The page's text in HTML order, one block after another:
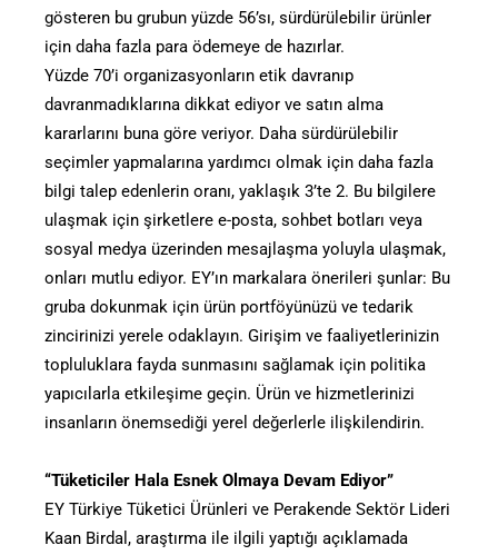
gösteren bu grubun yüzde 56’sı, sürdürülebilir ürünler
için daha fazla para ödemeye de hazırlar.
Yüzde 70’i organizasyonların etik davranıp
davranmadıklarına dikkat ediyor ve satın alma
kararlarını buna göre veriyor. Daha sürdürülebilir
seçimler yapmalarına yardımcı olmak için daha fazla
bilgi talep edenlerin oranı, yaklaşık 3’te 2. Bu bilgilere
ulaşmak için şirketlere e-posta, sohbet botları veya
sosyal medya üzerinden mesajlaşma yoluyla ulaşmak,
onları mutlu ediyor. EY’ın markalara önerileri şunlar: Bu
gruba dokunmak için ürün portföyünüzü ve tedarik
zincirinizi yerele odaklayın. Girişim ve faaliyetlerinizin
topluluklara fayda sunmasını sağlamak için politika
yapıcılarla etkileşime geçin. Ürün ve hizmetlerinizi
insanların önemsediği yerel değerlerle ilişkilendirin.
“Tüketiciler Hala Esnek Olmaya Devam Ediyor”
EY Türkiye Tüketici Ürünleri ve Perakende Sektör Lideri
Kaan Birdal, araştırma ile ilgili yaptığı açıklamada